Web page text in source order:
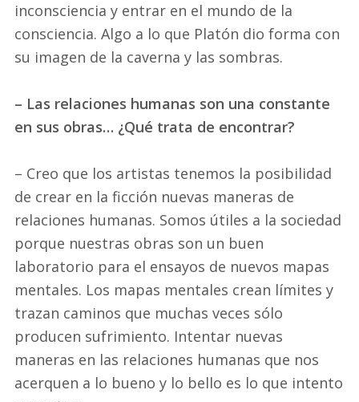
inconsciencia y entrar en el mundo de la
consciencia. Algo a lo que Platón dio forma con
su imagen de la caverna y las sombras.
– Las relaciones humanas son una constante
en sus obras… ¿Qué trata de encontrar?
– Creo que los artistas tenemos la posibilidad
de crear en la ficción nuevas maneras de
relaciones humanas. Somos útiles a la sociedad
porque nuestras obras son un buen
laboratorio para el ensayos de nuevos mapas
mentales. Los mapas mentales crean límites y
trazan caminos que muchas veces sólo
producen sufrimiento. Intentar nuevas
maneras en las relaciones humanas que nos
acerquen a lo bueno y lo bello es lo que intento